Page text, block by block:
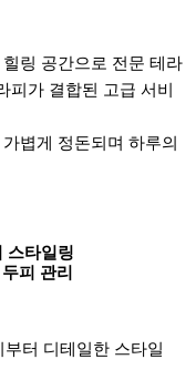
링 공간으로 전문 테라
피가 결합된 고급 서비
볍게 정돈되며 하루의
스타일링
피 관리
터 디테일한 스타일